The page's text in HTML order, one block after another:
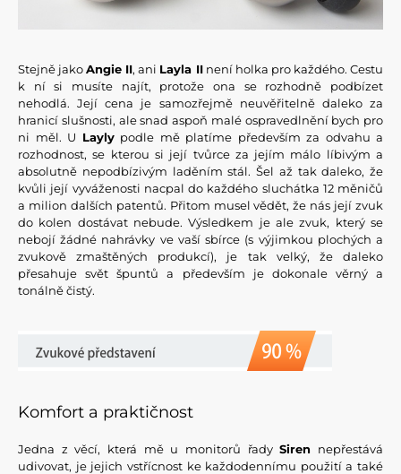
Stejně jakoAngie II, ani Layla IInení holka pro každého. Cestu
k ní si musíte najít, protože ona se rozhodně podbízet
nehodlá. Její cena je samozřejmě neuvěřitelně daleko za
hranicí slušnosti, ale snad aspoň malé ospravedlnění bych pro
ni měl. U Laylypodle mě platíme především za odvahu a
rozhodnost, se kterou si její tvůrce za jejím málo líbivým a
absolutně nepodbízivým laděním stál. Šel až tak daleko, že
kvůli její vyváženosti nacpal do každého sluchátka 12 měničů
a milion dalších patentů. Přitom musel vědět, že nás její zvuk
do kolen dostávat nebude. Výsledkem je ale zvuk, který se
nebojí žádné nahrávky ve vaší sbírce (s výjimkou plochých a
zvukově zmaštěných produkcí), je tak velký, že daleko
přesahuje svět špuntů a především je dokonale věrný a
tonálně čistý.
Komfort a praktičnost
Jedna z věcí, která mě u monitorů řadySiren nepřestává
udivovat, je jejich vstřícnost ke každodennímu použití a také